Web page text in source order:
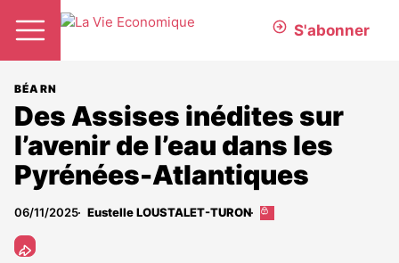
S'abonner
BÉARN
Des Assises inédites sur
l’avenir de l’eau dans les
Pyrénées-Atlantiques
06/11/2025 Eustelle LOUSTALET-TURON
Cet